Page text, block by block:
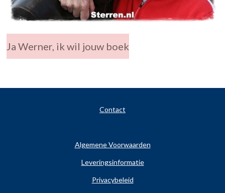
Ja Werner, ik wil jouw boek
Contact
Algemene Voorwaarden
Leveringsinformatie
Privacybeleid